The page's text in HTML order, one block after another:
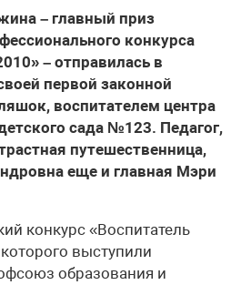
– главный приз
конкурса
– отправилась в
первой законной
воспитателем центра
сада №123. Педагог,
путешественница,
еще и главная Мэри
конкурс «Воспитатель
выступили
образования и